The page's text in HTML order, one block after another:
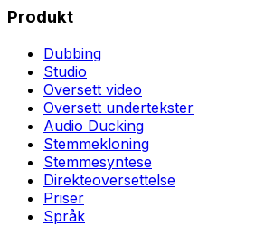
Produkt
Dubbing
Studio
Oversett video
Oversett undertekster
Audio Ducking
Stemmekloning
Stemmesyntese
Direkteoversettelse
Priser
Språk